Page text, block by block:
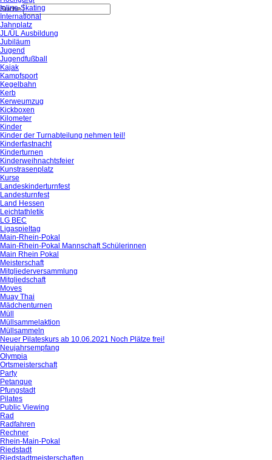
Suche
Inline-Skating
International
Jahnplatz
JL/ÜL Ausbildung
Jubiläum
Jugend
Jugendfußball
Kajak
Kampfsport
Kegelbahn
Kerb
Kerweumzug
Kickboxen
Kilometer
Kinder
Kinder der Turnabteilung nehmen teil!
Kinderfastnacht
Kinderturnen
Kinderweihnachtsfeier
Kunstrasenplatz
Kurse
Landeskinderturnfest
Landesturnfest
Land Hessen
Leichtathletik
LG BEC
Ligaspieltag
Main-Rhein-Pokal
Main-Rhein-Pokal Mannschaft Schülerinnen
Main Rhein Pokal
Meisterschaft
Mitgliederversammlung
Mitgliedschaft
Moves
Muay Thai
Mädchenturnen
Müll
Müllsammelaktion
Müllsammeln
Neuer Pilateskurs ab 10.06.2021 Noch Plätze frei!
Neujahrsempfang
Olympia
Ortsmeisterschaft
Party
Petanque
Pfungstadt
Pilates
Public Viewing
Rad
Radfahren
Rechner
Rhein-Main-Pokal
Riedstadt
Riedstadtmeisterschaften